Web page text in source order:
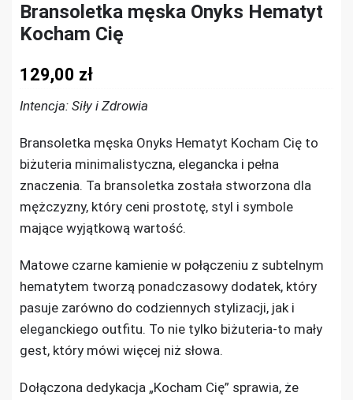
Bransoletka męska Onyks Hematyt
Kocham Cię
129,00 zł
Intencja: Siły i Zdrowia
Bransoletka męska Onyks Hematyt Kocham Cię to
biżuteria minimalistyczna, elegancka i pełna
znaczenia. Ta bransoletka została stworzona dla
mężczyzny, który ceni prostotę, styl i symbole
mające wyjątkową wartość.
Matowe czarne kamienie w połączeniu z subtelnym
hematytem tworzą ponadczasowy dodatek, który
pasuje zarówno do codziennych stylizacji, jak i
eleganckiego outfitu. To nie tylko biżuteria-to mały
gest, który mówi więcej niż słowa.
Dołączona dedykacja „Kocham Cię” sprawia, że